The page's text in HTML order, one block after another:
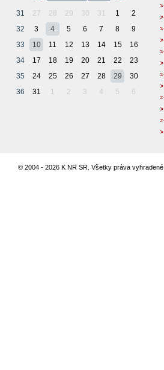
31 27 28 29 30 31 1
2
32
3 4 5 6 7 8
9
33
10 11 12 13 14 15
16
34
17 18 19 20 21 22
23
35
24 25 26 27 28 29
30
36
31 1 2 3 4 5 6
© 2004 - 2026 K NR SR. Všetky práva vyhradené.